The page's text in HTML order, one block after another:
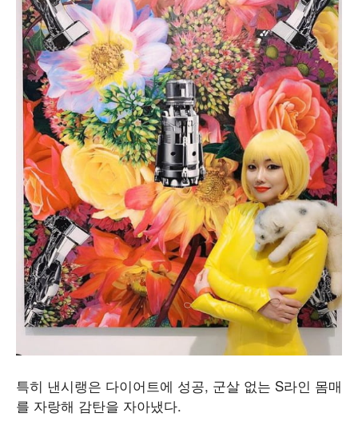
특히 낸시랭은 다이어트에 성공, 군살 없는 S라인 몸매
를 자랑해 감탄을 자아냈다.